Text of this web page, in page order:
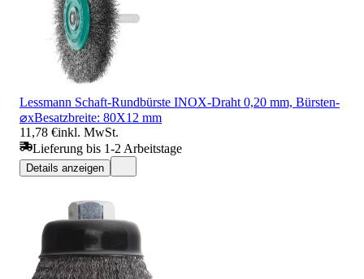
Lessmann Schaft-Rundbürste INOX-Draht 0,20 mm, Bürsten-
⌀xBesatzbreite: 80X12 mm
11,78 €inkl. MwSt.
Lieferung bis 1-2 Arbeitstage
Details anzeigen